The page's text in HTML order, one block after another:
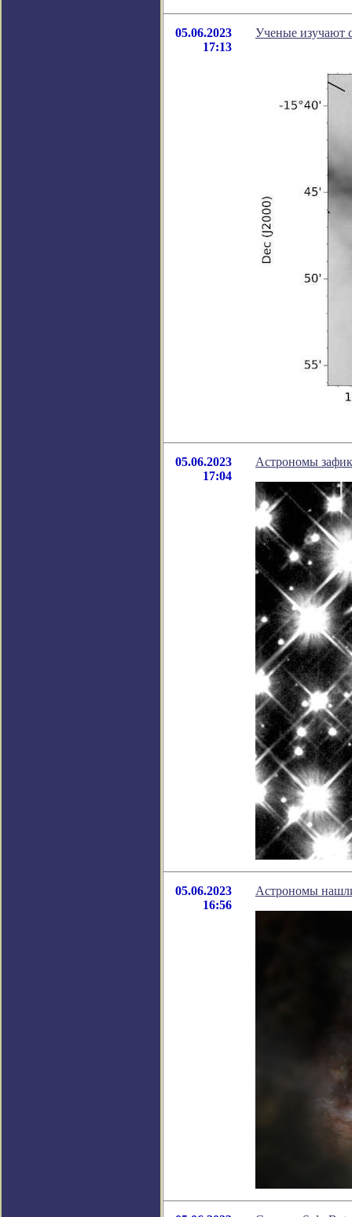
05.06.2023
17:13
Ученые изучают
05.06.2023
17:04
Астрономы
05.06.2023
16:56
Астрономы